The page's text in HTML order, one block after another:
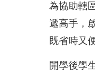
為協助轄
遞高手，
既省時又
開學後學